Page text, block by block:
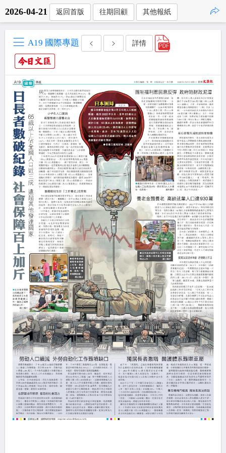
2026-04-21 返回首版 往期回顧 其他報紙
A19 國際專題 詳情
點擊複製